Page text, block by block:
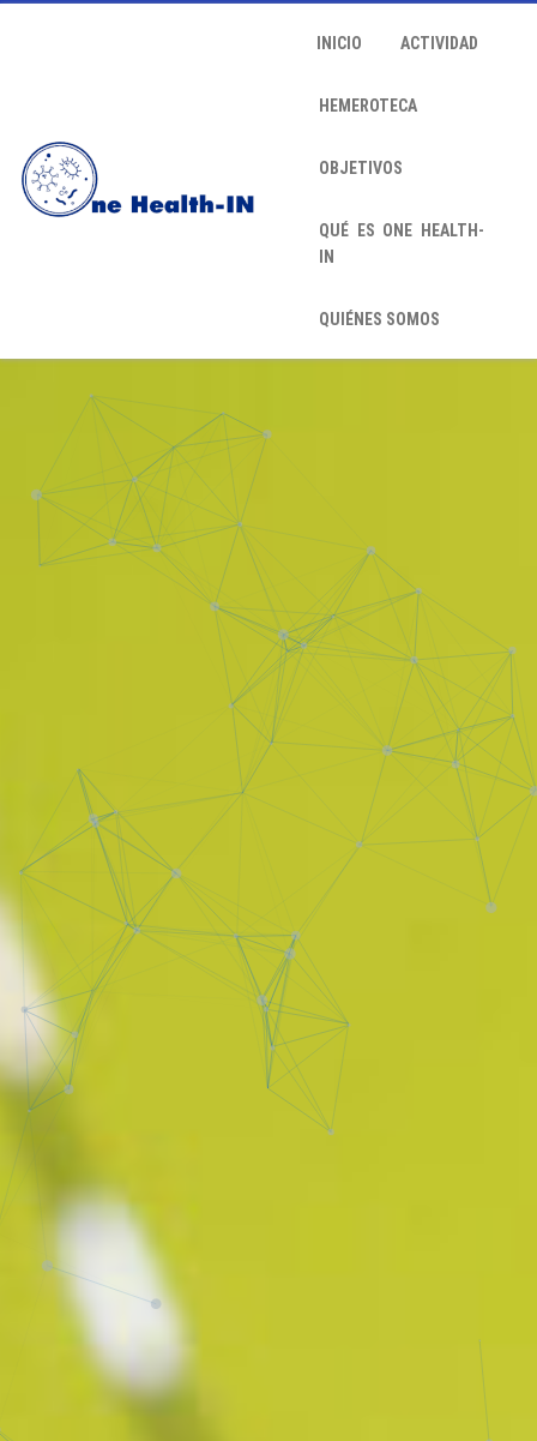
INICIO ACTIVIDAD
HEMEROTECA
OBJETIVOS
QUÉ ES ONE HEALTH-
IN
QUIÉNES SOMOS